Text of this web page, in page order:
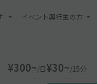
イベント興行主の方
¥300~/日¥30~/15分